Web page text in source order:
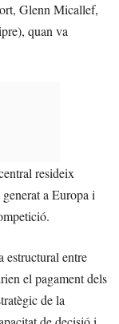
Glenn Micallef,
quan va
resideix
a Europa i
estructural entre
el pagament dels
de la